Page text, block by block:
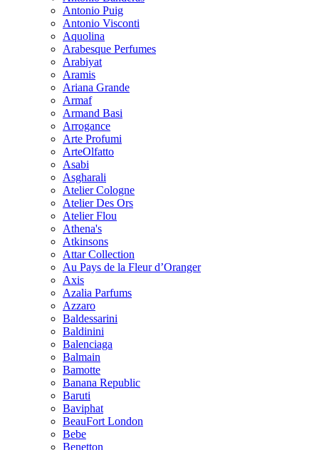
Antonio Puig
Antonio Visconti
Aquolina
Arabesque Perfumes
Arabiyat
Aramis
Ariana Grande
Armaf
Armand Basi
Arrogance
Arte Profumi
ArteOlfatto
Asabi
Asgharali
Atelier Cologne
Atelier Des Ors
Atelier Flou
Athena's
Atkinsons
Attar Collection
Au Pays de la Fleur d’Oranger
Axis
Azalia Parfums
Azzaro
Baldessarini
Baldinini
Balenciaga
Balmain
Bamotte
Banana Republic
Baruti
Baviphat
BeauFort London
Bebe
Benetton